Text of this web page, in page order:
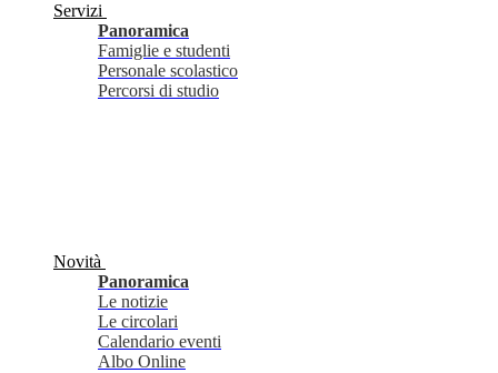
Servizi
Panoramica
Famiglie e studenti
Personale scolastico
Percorsi di studio
Novità
Panoramica
Le notizie
Le circolari
Calendario eventi
Albo Online